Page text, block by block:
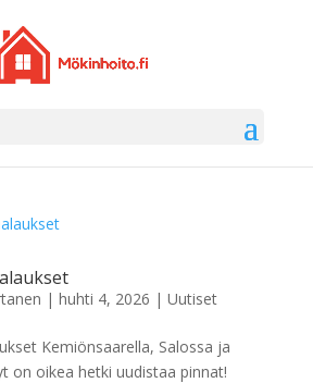
| huhti 4, 2026 | Uutiset
Kemiönsaarella, Salossa ja
on oikea hetki uudistaa pinnat!